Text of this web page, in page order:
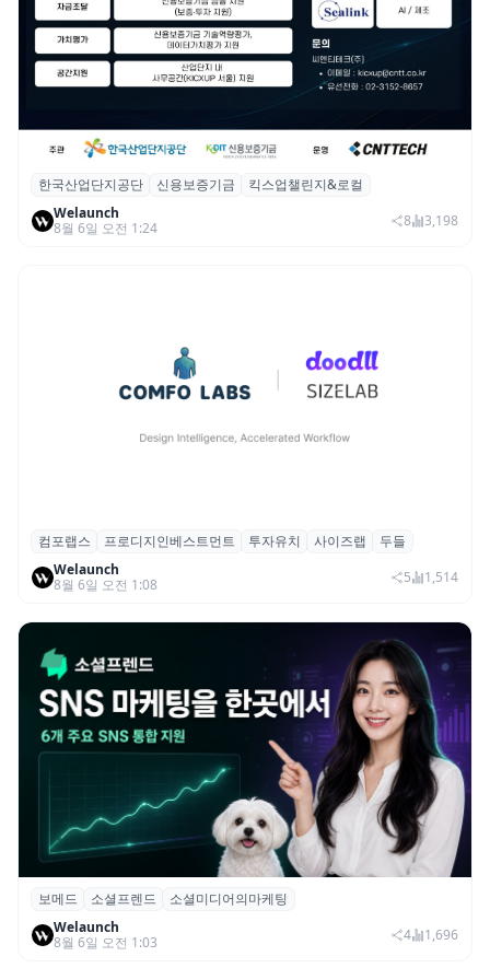
산단공·신보, 2026 ‘킥스업 챌린지&로컬’ 참
여 스타트업 모집
한국산업단지공단 신용보증기금
킥스업챌린지&로컬
Welaunch
8월 6일 오전 1:24
8 3,198
컴포랩스, 프로디지인베스트먼트로부터 시
드 투자 유치
컴포랩스 프로디지인베스트먼트 투자유치 사이즈랩
두들
Welaunch
8월 6일 오전 1:08
5 1,514
보메드 ‘소셜프렌드’, 유튜브·인스타 등 6개
SNS 마케팅 통합 지원
보메드 소셜프렌드
소셜미디어의마케팅
Welaunch
8월 6일 오전 1:03
4 1,696